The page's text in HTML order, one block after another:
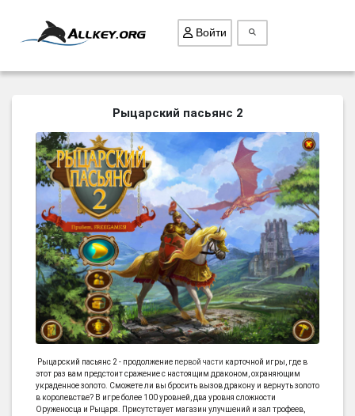
ПОИСК ПРЕДМЕТОВ
ГОЛОВОЛОМКИ
БИЗНЕС
ТРИ-В-РЯД
СТРАТЕГИИ
СТРЕЛЯЛКИ
КВЕСТ
КАК СКАЧАТЬ
НОВОСТИ
Войти
Рыцарский пасьянс 2
Рыцарский пасьянс 2 - продолжение первой части карточной игры, где в
этот раз вам предстоит сражение с настоящим драконом, охраняющим
украденное золото. Сможете ли вы бросить вызов дракону и вернуть золото
в королевстве? В игре более 100 уровней, два уровня сложности
Оруженосца и Рыцаря. Присутствует магазин улучшений и зал трофеев,